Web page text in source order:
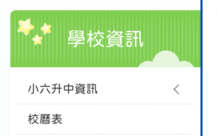
學校資訊
小六升中資訊
校曆表